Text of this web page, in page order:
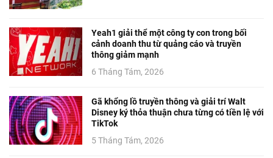
Yeah1 giải thể một công ty con trong bối
cảnh doanh thu từ quảng cáo và truyền
thông giảm mạnh
6 Tháng Tám, 2026
Gã khổng lồ truyền thông và giải trí Walt
Disney ký thỏa thuận chưa từng có tiền lệ với
TikTok
5 Tháng Tám, 2026